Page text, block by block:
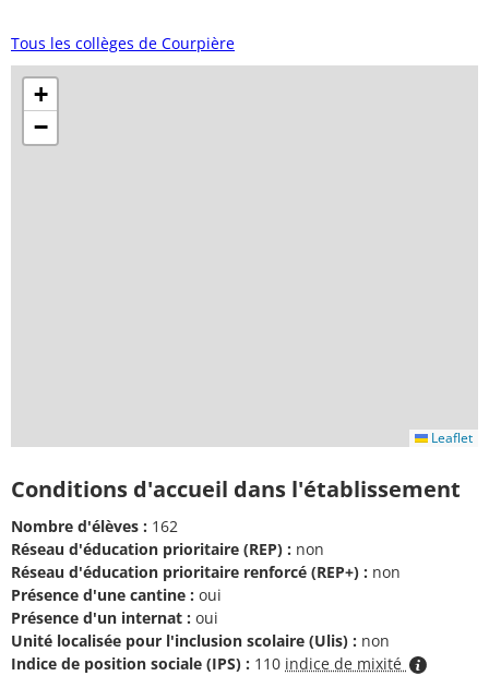
Tous les collèges de Courpière
+
−
Leaflet
Conditions d'accueil dans l'établissement
Nombre d'élèves : 162
Réseau d'éducation prioritaire (REP) : non
Réseau d'éducation prioritaire renforcé (REP+) : non
Présence d'une cantine : oui
Présence d'un internat : oui
Unité localisée pour l'inclusion scolaire (Ulis) : non
Indice de position sociale (IPS) : 110 indice de mixité